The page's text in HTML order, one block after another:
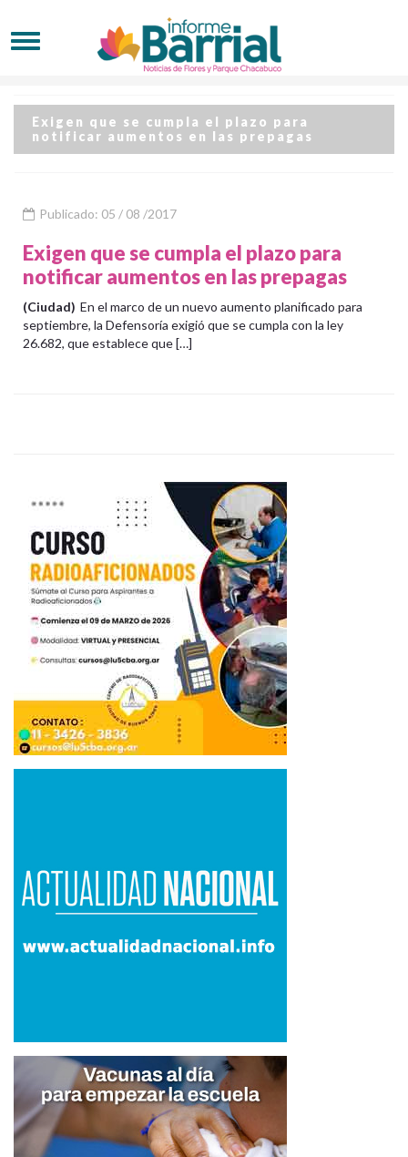
Exigen que se cumpla el plazo para
notificar aumentos en las prepagas
Publicado: 05 / 08 /2017
Exigen que se cumpla el plazo para
notificar aumentos en las prepagas
(Ciudad) En el marco de un nuevo aumento planificado para
septiembre, la Defensoría exigió que se cumpla con la ley
26.682, que establece que […]